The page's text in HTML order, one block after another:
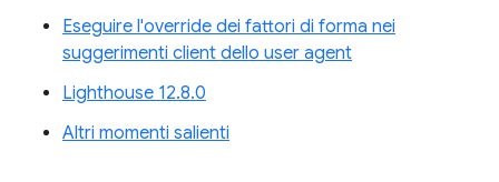
Eseguire l'override dei fattori di forma nei
suggerimenti client dello user agent
Lighthouse 12.8.0
Altri momenti salienti